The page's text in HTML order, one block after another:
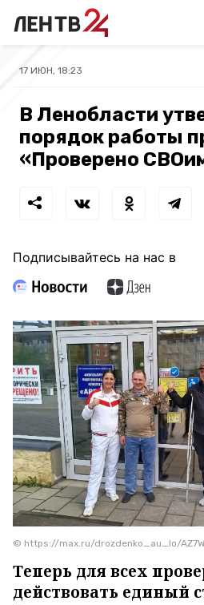
17 ИЮН, 18:23
В Ленобласти
порядок работы
«Проверено
Подписывайтесь на нас в
© https://max.ru/drozdenko_au_lo/
Теперь для всех
действовать единый